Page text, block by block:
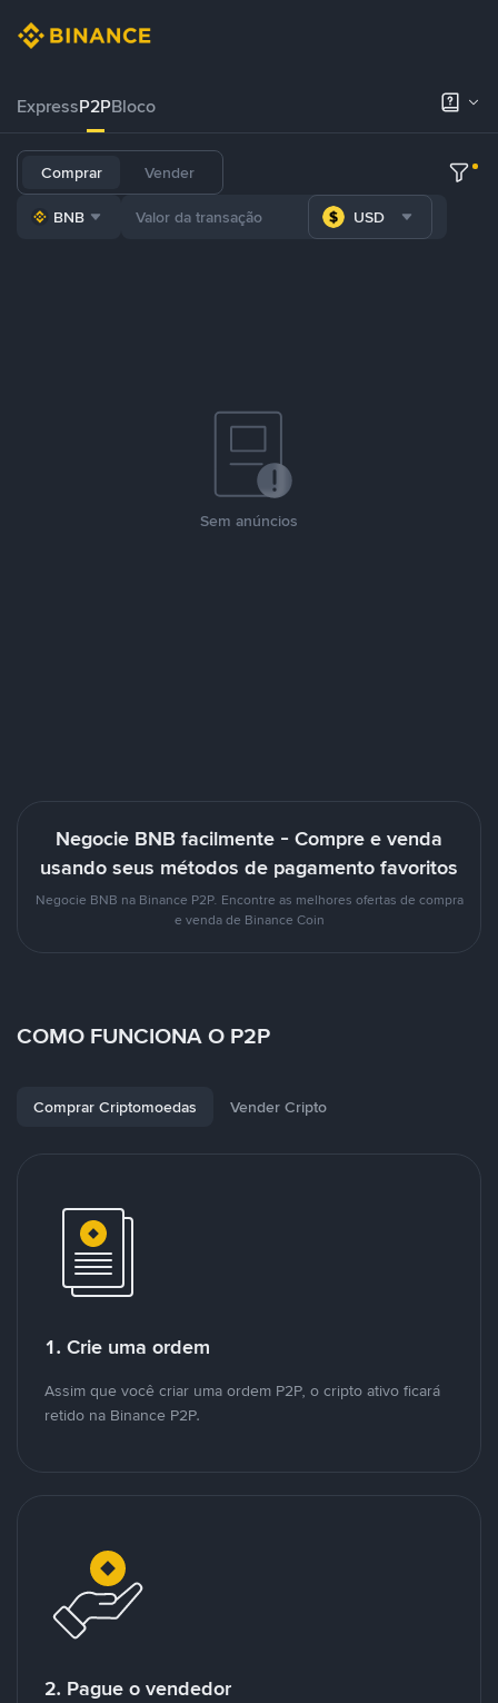
ExpressP2PBloco
Comprar Vender
BNB USD
Sem anúncios
Negocie BNB facilmente - Compre e venda
usando seus métodos de pagamento favoritos
Negocie BNB na Binance P2P. Encontre as melhores ofertas de compra
e venda de Binance Coin
COMO FUNCIONA O P2P
Comprar Criptomoedas Vender Cripto
1. Crie uma ordem
Assim que você criar uma ordem P2P, o cripto ativo ficará
retido na Binance P2P.
2. Pague o vendedor